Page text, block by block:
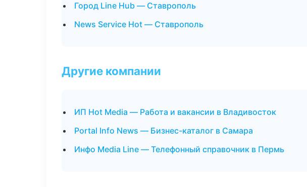
Город Line Hub — Ставрополь
News Service Hot — Ставрополь
Другие компании
ИП Hot Media — Работа и вакансии в Владивосток
Portal Info News — Бизнес-каталог в Самара
Инфо Media Line — Телефонный справочник в Пермь